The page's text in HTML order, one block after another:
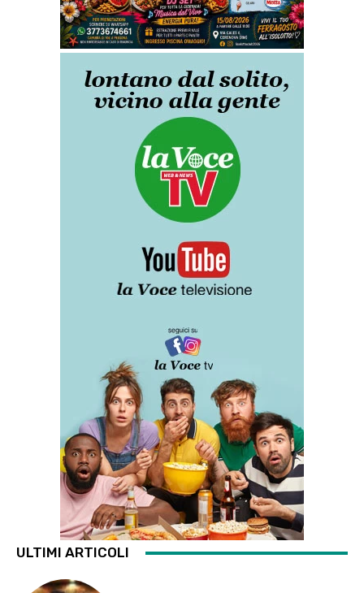
ULTIMI ARTICOLI